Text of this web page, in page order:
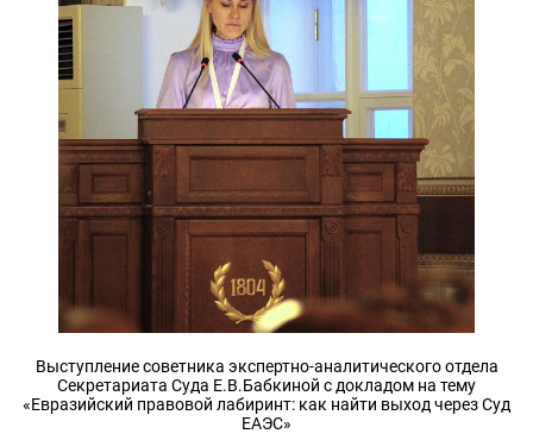
Выступление советника экспертно-аналитического отдела
Секретариата Суда Е.В.Бабкиной с докладом на тему
«Евразийский правовой лабиринт: как найти выход через Суд
ЕАЭС»